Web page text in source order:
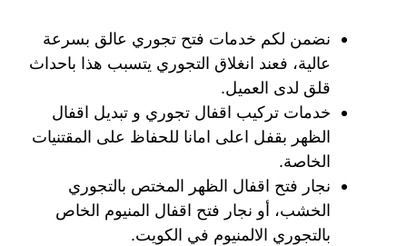
نضمن لكم خدمات فتح تجوري عالق بسرعة
عالية، فعند انغلاق التجوري يتسبب هذا باحداث
قلق لدى العميل.
خدمات تركيب اقفال تجوري و تبديل اقفال
الظهر بقفل اعلى امانا للحفاظ على المقتنيات
الخاصة.
نجار فتح اقفال الظهر المختص بالتجوري
الخشب، أو نجار فتح اقفال المنيوم الخاص
بالتجوري الالمنيوم في الكويت.